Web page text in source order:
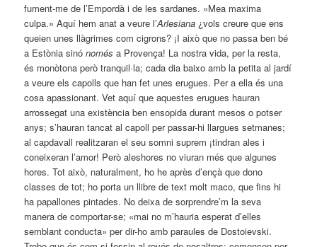
fument-me de l’Empordà i de les sardanes. «Mea maxima
culpa.» Aquí hem anat a veure l’Arlesiana ¿vols creure que ens
queien unes llàgrimes com cigrons? ¡I això que no passa ben bé
a Estònia sinónomésa Provença! La nostra vida, per la resta,
és monòtona però tranquil·la; cada dia baixo amb la petita al jardí
a veure els capolls que han fet unes erugues. Per a ella és una
cosa apassionant. Vet aquí que aquestes erugues hauran
arrossegat una existència ben ensopida durant mesos o potser
anys; s’hauran tancat al capoll per passar-hi llargues setmanes;
al capdavall realitzaran el seu somni suprem ¡tindran ales i
coneixeran l’amor! Però aleshores no viuran més que algunes
hores. Tot això, naturalment, ho he après d’ençà que dono
classes de tot; ho porta un llibre de text molt maco, que fins hi
ha papallones pintades. No deixa de sorprendre’m la seva
manera de comportar-se; «mai no m’hauria esperat d’elles
semblant conducta» per dir-ho amb paraules de Dostoievski.